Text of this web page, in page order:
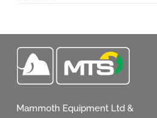
Mammoth Equipment Ltd &